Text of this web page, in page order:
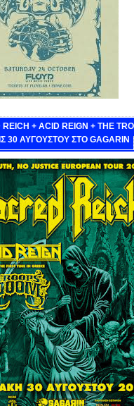
+ ACID REIGN + THE
30 ΑΥΓΟΥΣΤΟΥ ΣΤΟ GAGARIN